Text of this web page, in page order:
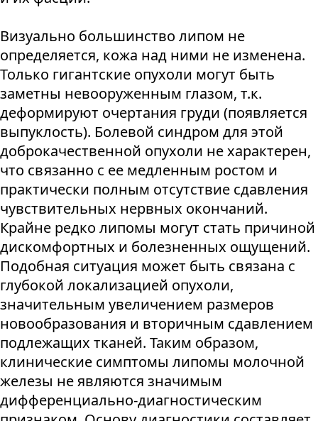
Визуально большинство липом не
определяется, кожа над ними не изменена.
Только гигантские опухоли могут быть
заметны невооруженным глазом, т.к.
деформируют очертания груди (появляется
выпуклость). Болевой синдром для этой
доброкачественной опухоли не характерен,
что связанно с ее медленным ростом и
практически полным отсутствие сдавления
чувствительных нервных окончаний.
Крайне редко липомы могут стать причиной
дискомфортных и болезненных ощущений.
Подобная ситуация может быть связана с
глубокой локализацией опухоли,
значительным увеличением размеров
новообразования и вторичным сдавлением
подлежащих тканей. Таким образом,
клинические симптомы липомы молочной
железы не являются значимым
дифференциально-диагностическим